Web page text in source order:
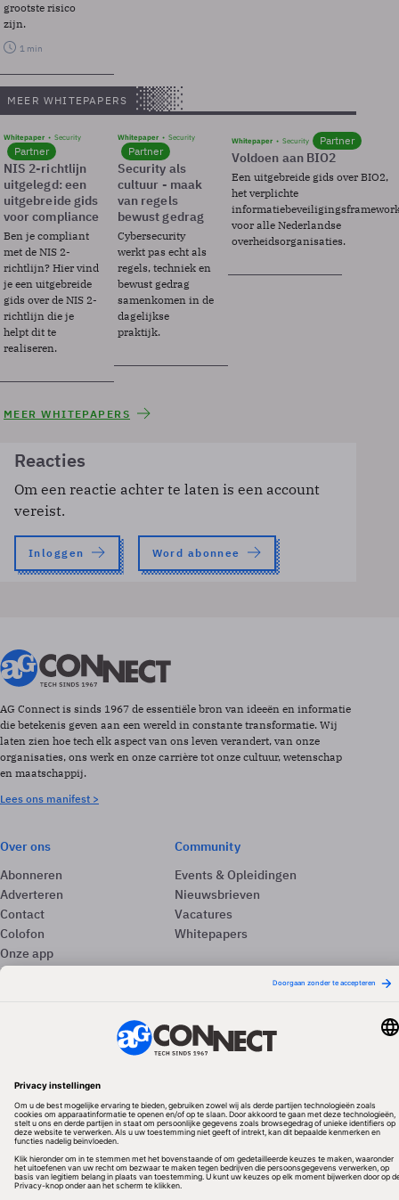
grootste risico
zijn.
1 min
MEER WHITEPAPERS
Whitepaper Security
Partner
NIS 2-richtlijn
uitgelegd: een
uitgebreide gids
voor compliance
Ben je compliant
met de NIS 2-
richtlijn? Hier vind
je een uitgebreide
gids over de NIS 2-
richtlijn die je
helpt dit te
realiseren.
Whitepaper Security
Partner
Security als
cultuur - maak
van regels
bewust gedrag
Cybersecurity
werkt pas echt als
regels, techniek en
bewust gedrag
samenkomen in de
dagelijkse
praktijk.
Whitepaper Security Partner
Voldoen aan BIO2
Een uitgebreide gids over BIO2,
het verplichte
voor alle Nederlandse
overheidsorganisaties.
MEER WHITEPAPERS
Reacties
Om een reactie achter te laten is een account
vereist.
Inloggen Word abonnee
AG Connect is sinds 1967 de essentiële bron van ideeën en informatie
die betekenis geven aan een wereld in constante transformatie. Wij
laten zien hoe tech elk aspect van ons leven verandert, van onze
organisaties, ons werk en onze carrière tot onze cultuur, wetenschap
en maatschappij.
Lees ons manifest >
Over ons
Abonneren
Adverteren
Contact
Colofon
Onze app
Privacyinstellingen
Community
Events & Opleidingen
Nieuwsbrieven
Vacatures
Whitepapers
Redactionele partner
Algemene Voorwaarden & Copyrights